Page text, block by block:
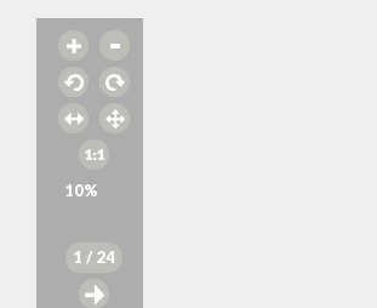
10%
1 / 24